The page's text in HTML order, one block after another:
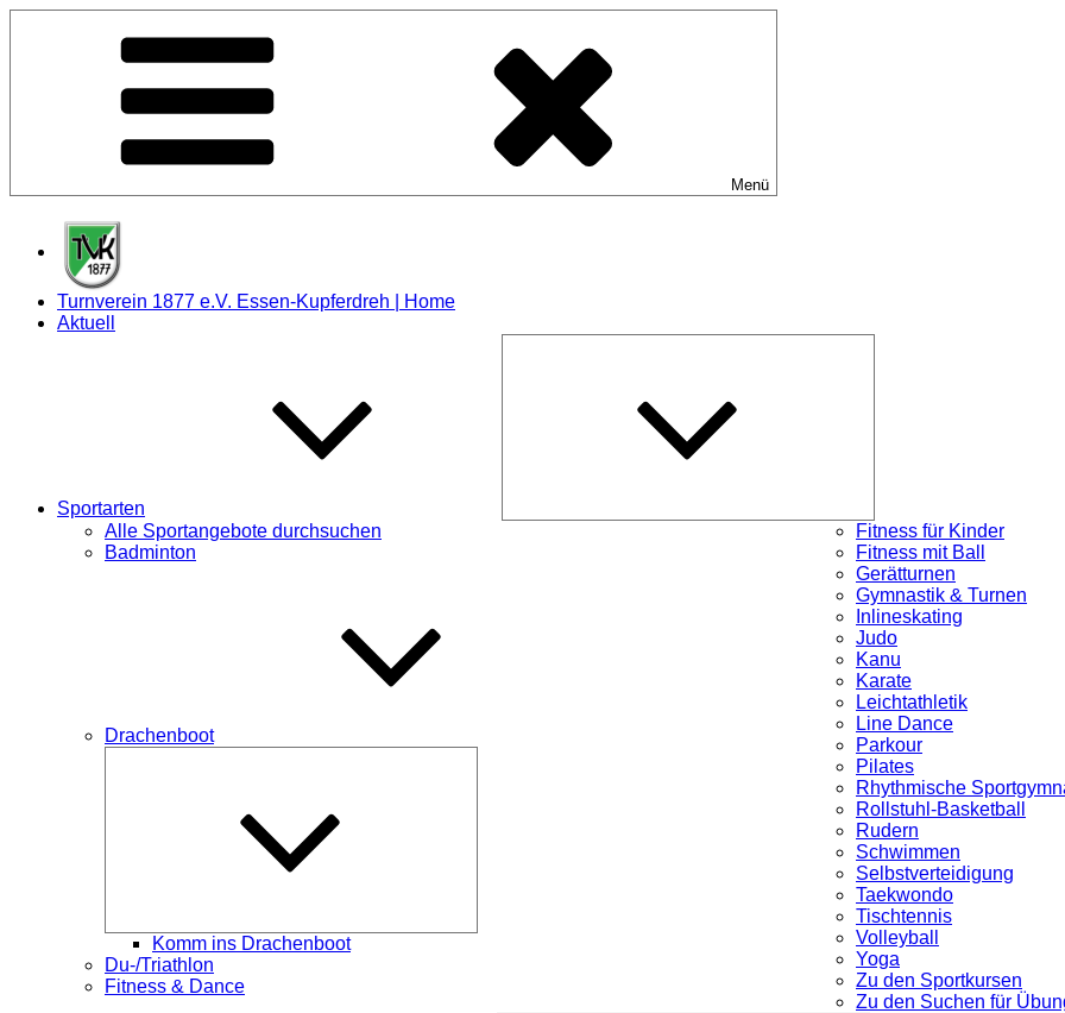
Menü
Turnverein 1877 e.V. Essen-Kupferdreh | Home
Aktuell
Sportarten
Alle Sportangebote durchsuchen
Badminton
Drachenboot
Komm ins Drachenboot
Du-/Triathlon
Fitness & Dance
Fitness für Kinder
Fitness mit Ball
Gerätturnen
Gymnastik & Turnen
Inlineskating
Judo
Kanu
Karate
Leichtathletik
Line Dance
Parkour
Pilates
Rhythmische
Rollstuhl-Basketball
Rudern
Schwimmen
Selbstverteidigung
Taekwondo
Tischtennis
Volleyball
Yoga
Zu den Sportkursen
Zu den Suchen für